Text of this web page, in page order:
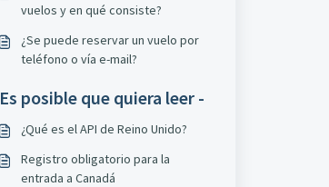
vuelos y en qué consiste?
¿Se puede reservar un vuelo por
teléfono o vía e-mail?
Es posible que quiera leer -
¿Qué es el API de Reino Unido?
Registro obligatorio para la
entrada a Canadá